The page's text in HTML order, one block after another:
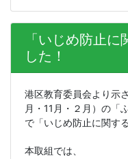
「いじめ防止
した！
港区教育委員会より示
月・ 11 月・２月）の「
で「いじめ防止に関す
本取組では、